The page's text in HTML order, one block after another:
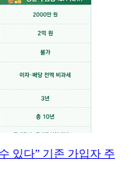
있다” 기존 가입자 주